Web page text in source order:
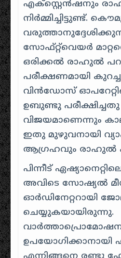
എക്സ്റ്റെൻഷനും
നിർമ്മിച്ചിട്ടുണ്ട്.
സോഫ്‍റ്റ്‍വെയര്‍
ഒരിക്കല്‍ രാഹുല്‍
പരീക്ഷണമായി
വിന്‍ഡോസ് ഓപറേറ്റിങ്ങ്
ഉബുണ്ടു പരീക്ഷിച്ചതു
വിജയമാണെന്നും
ഇതു മുഴുവനായി
ആഗ്രഹവും രാഹുല്‍
പിന്നീട്
അവിടെ സോഷ്യൽ
ഓർഡിനേറ്ററായി
ചെയ്യുകയായിരുന്നു.
വാർത്താപ്രൊമോഷനു
ഉപയോഗിക്കാനായി